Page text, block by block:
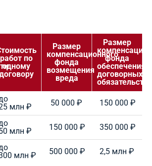
работ по
одному
Размер
компенсационного
фонда
возмещения
вреда
Размер
фонда
обеспечения
договорных
обязательств
млн ₽
50 000 ₽ 150 000 ₽
млн ₽
150 000 ₽ 350 000 ₽
млн ₽
500 000 ₽ 2,5 млн ₽